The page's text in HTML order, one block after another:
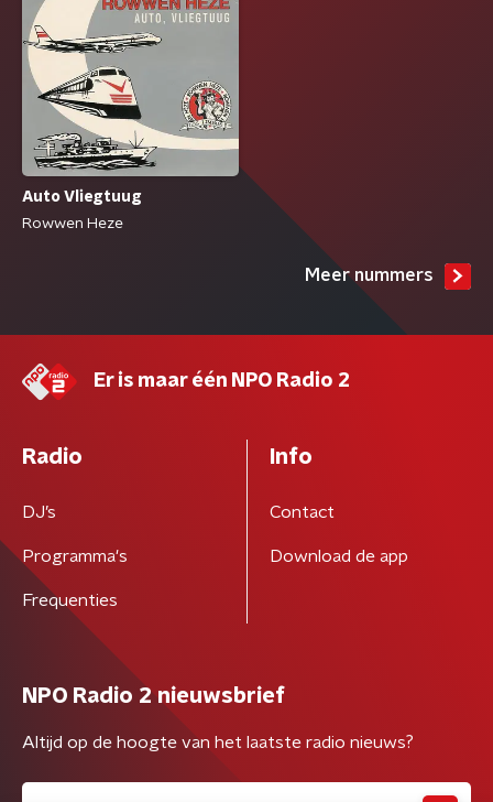
Auto Vliegtuug
Rowwen Heze
Meer nummers
Er is maar één NPO Radio 2
Radio
DJ’s
Programma's
Frequenties
Info
Contact
Download de app
NPO Radio 2 nieuwsbrief
Altijd op de hoogte van het laatste radio nieuws?